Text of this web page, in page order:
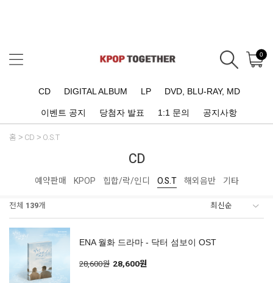
0
CD DIGITAL ALBUM LP DVD, BLU-RAY, MD
이벤트 공지 당첨자 발표 1:1 문의 공지사항
홈 CD O.S.T
CD
예약판매 KPOP 힙합/락/인디 O.S.T 해외음반 기타
전체 139개
ENA 월화 드라마 - 닥터 섬보이 OST
28,600원 28,600원